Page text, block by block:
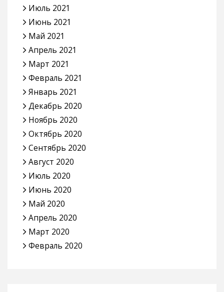
Июль 2021
Июнь 2021
Май 2021
Апрель 2021
Март 2021
Февраль 2021
Январь 2021
Декабрь 2020
Ноябрь 2020
Октябрь 2020
Сентябрь 2020
Август 2020
Июль 2020
Июнь 2020
Май 2020
Апрель 2020
Март 2020
Февраль 2020